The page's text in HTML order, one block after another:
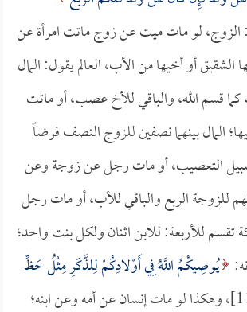
يعني: الزوج، لو مات ميت عن زوج ماتت امرأة عن
أو أخيها من الأب، العالم يقول: المال
قسم الله، والباقي للأخ عصب، أو ماتت
المال بينهما نصفين للزوج النصف فرضاً
سبيل التعصيب، أو مات رجل عن زوجة وعن
للزوجة الربع والباقي للأب، أو مات رجل
تقسم للأربعة: للابن اثنان ولكل بنت واحد؛
يُوصِيكُمُ اللَّهُ فِي أَوْلادِكُمْ لِلذَّكَرِ مِثْلُ حَظِّ
[النساء:11]، وهكذا لو مات إنسان عن أمه وعن ابنه؛